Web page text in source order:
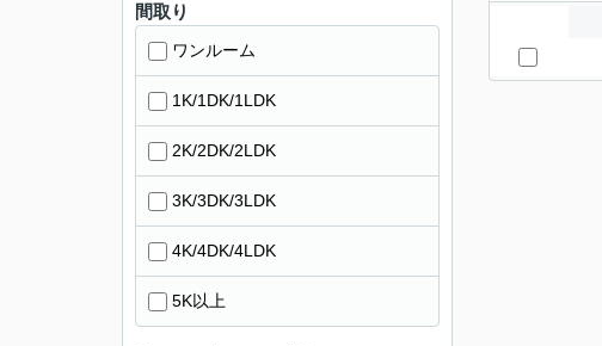
間取り
ワンルーム
1K/1DK/1LDK
2K/2DK/2LDK
3K/3DK/3LDK
4K/4DK/4LDK
5K以上